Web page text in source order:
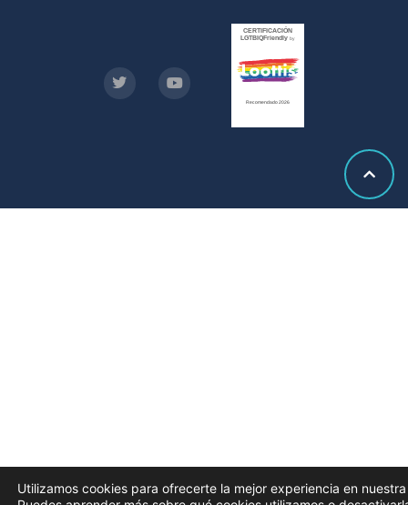
Utilizamos cookies para ofrecerte la mejor experiencia en